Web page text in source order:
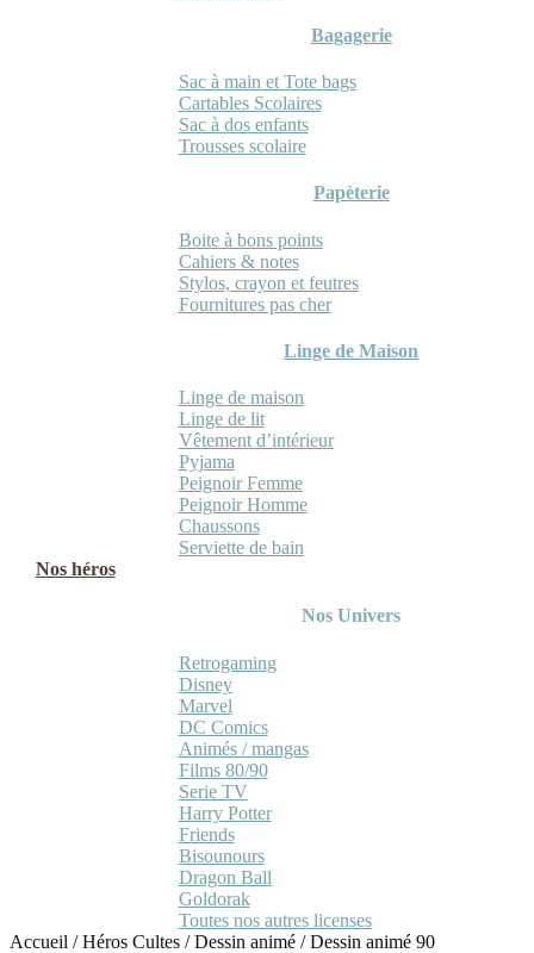
Bagagerie
Sac à main et Tote bags
Cartables Scolaires
Sac à dos enfants
Trousses scolaire
Papèterie
Boite à bons points
Cahiers & notes
Stylos, crayon et feutres
Fournitures pas cher
Linge de Maison
Linge de maison
Linge de lit
Vêtement d’intérieur
Pyjama
Peignoir Femme
Peignoir Homme
Chaussons
Serviette de bain
Nos héros
Nos Univers
Retrogaming
Disney
Marvel
DC Comics
Animés / mangas
Films 80/90
Serie TV
Harry Potter
Friends
Bisounours
Dragon Ball
Goldorak
Toutes nos autres licenses
Accueil /Héros Cultes /Dessin animé /Dessin animé 90